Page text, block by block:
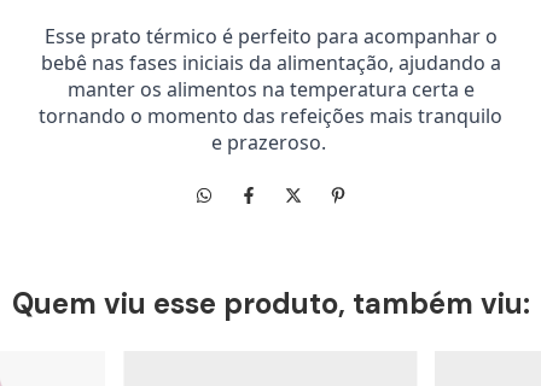
Esse prato térmico é perfeito para acompanhar o
bebê nas fases iniciais da alimentação, ajudando a
manter os alimentos na temperatura certa e
tornando o momento das refeições mais tranquilo
e prazeroso.
Quem viu esse produto, também viu: